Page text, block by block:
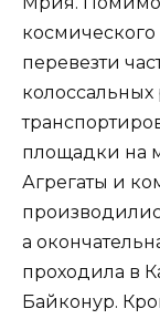
перевезти
колоссальных
площадки на
Агрегаты и
а
проходила в
Байконур.